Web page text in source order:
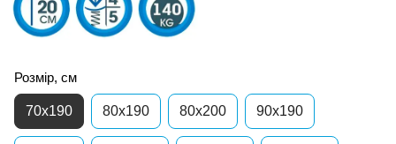
Розмір, см
70x190 80x190 80x200 90x190